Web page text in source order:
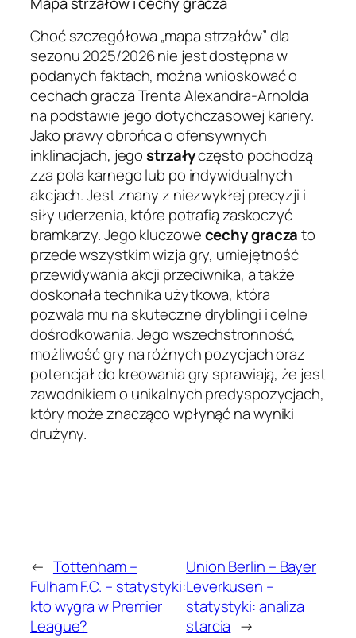
Choć szczegółowa „mapa strzałów” dla
sezonu 2025/2026 nie jest dostępna w
podanych faktach, można wnioskować o
cechach gracza Trenta Alexandra-Arnolda
na podstawie jego dotychczasowej kariery.
Jako prawy obrońca o ofensywnych
inklinacjach, jegostrzałyczęsto pochodzą
zza pola karnego lub po indywidualnych
akcjach. Jest znany z niezwykłej precyzji i
siły uderzenia, które potrafią zaskoczyć
bramkarzy. Jego kluczowecechy graczato
przede wszystkim wizja gry, umiejętność
przewidywania akcji przeciwnika, a także
doskonała technika użytkowa, która
pozwala mu na skuteczne dryblingi i celne
dośrodkowania. Jego wszechstronność,
możliwość gry na różnych pozycjach oraz
potencjał do kreowania gry sprawiają, że jest
zawodnikiem o unikalnych predyspozycjach,
który może znacząco wpłynąć na wyniki
drużyny.
← Tottenham –
Fulham F.C. – statystyki:
kto wygra w Premier
League?
Union Berlin – Bayer
Leverkusen –
statystyki: analiza
starcia →